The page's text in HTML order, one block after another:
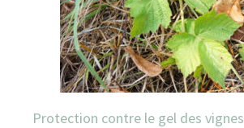
Protection contre le gel des vignes